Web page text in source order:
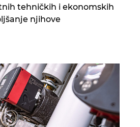
tehničkih i ekonomskih
njihove